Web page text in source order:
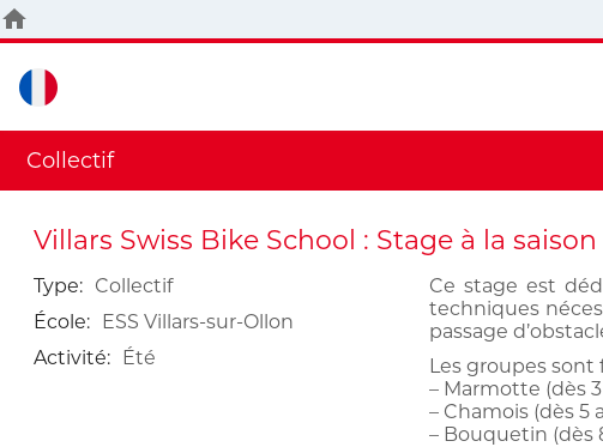
Collectif
Villars Swiss Bike School : Stage à la
Type: Collectif
École: ESS Villars-sur-Ollon
Activité: Été
Ce stage est
techniques
passage
Les groupes sont
– Marmotte (dès
– Chamois (dès 5
– Bouquetin (dès